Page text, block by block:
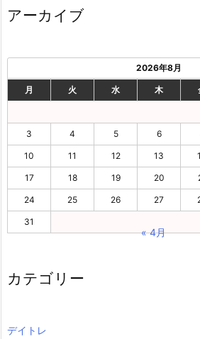
アーカイブ
2026年8月
月 火 水 木
3 4 5 6
10 11 12 13
17 18 19 20
24 25 26 27
31
« 4月
カテゴリー
デイトレ